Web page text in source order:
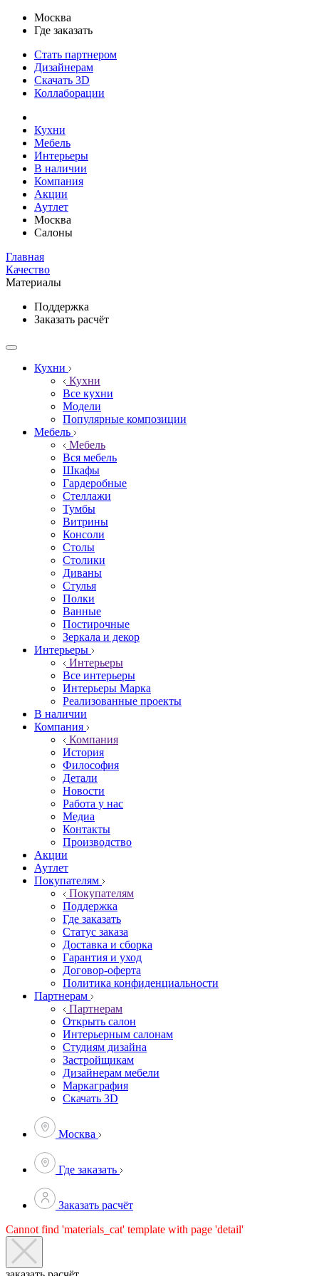
Москва
Где заказать
Стать партнером
Дизайнерам
Скачать 3D
Коллаборации
Кухни
Мебель
Интерьеры
В наличии
Компания
Акции
Аутлет
Москва
Салоны
Главная
Качество
Материалы
Поддержка
Заказать расчёт
Кухни
Кухни
Все кухни
Модели
Популярные композиции
Мебель
Мебель
Вся мебель
Шкафы
Гардеробные
Стеллажи
Тумбы
Витрины
Консоли
Столы
Столики
Диваны
Стулья
Полки
Ванные
Постирочные
Зеркала и декор
Интерьеры
Интерьеры
Все интерьеры
Интерьеры Марка
Реализованные проекты
В наличии
Компания
Компания
История
Философия
Детали
Новости
Работа у нас
Медиа
Контакты
Производство
Акции
Аутлет
Покупателям
Покупателям
Поддержка
Где заказать
Статус заказа
Доставка и сборка
Гарантия и уход
Договор-оферта
Политика конфиденциальности
Партнерам
Партнерам
Открыть салон
Интерьерным салонам
Студиям дизайна
Застройщикам
Дизайнерам мебели
Маркаграфия
Скачать 3D
Москва
Где заказать
Заказать расчёт
Cannot find 'materials_cat' template with page 'detail'